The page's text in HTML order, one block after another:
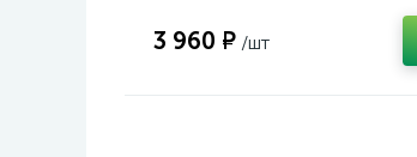
3 960 ₽ /шт